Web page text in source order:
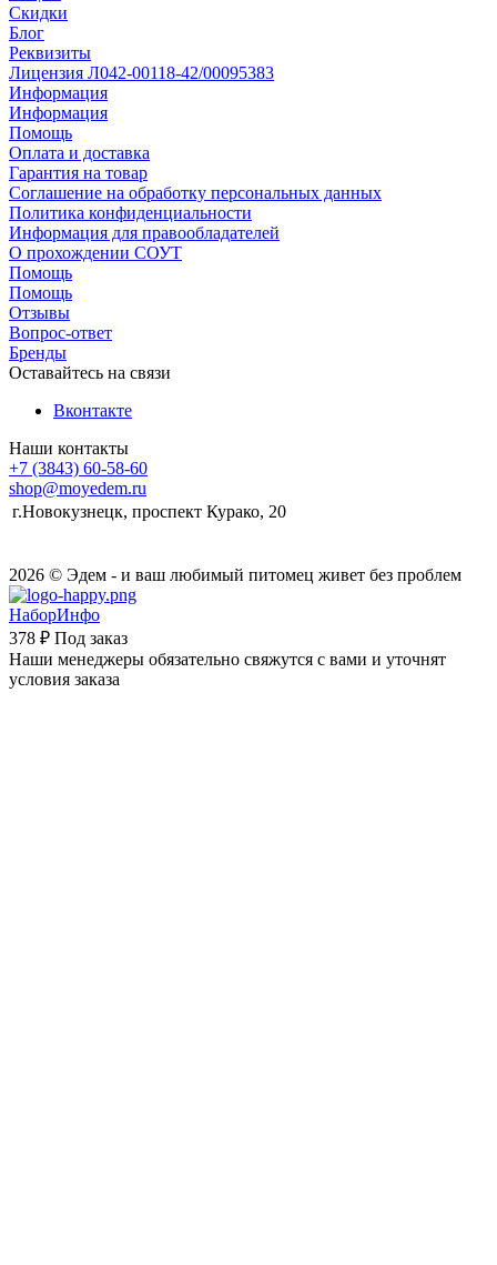
Скидки
Блог
Реквизиты
Лицензия Л042-00118-42/00095383
Информация
Информация
Помощь
Оплата и доставка
Гарантия на товар
Соглашение на обработку персональных данных
Политика конфиденциальности
Информация для правообладателей
О прохождении СОУТ
Помощь
Помощь
Отзывы
Вопрос-ответ
Бренды
Оставайтесь на связи
Вконтакте
Наши контакты
+7 (3843) 60-58-60
shop@moyedem.ru
г.Новокузнецк, проспект Курако, 20
2026 © Эдем - и ваш любимый питомец живет без проблем
НаборИнфо
378 ₽ Под заказ
Наши менеджеры обязательно свяжутся с вами и уточнят
условия заказа